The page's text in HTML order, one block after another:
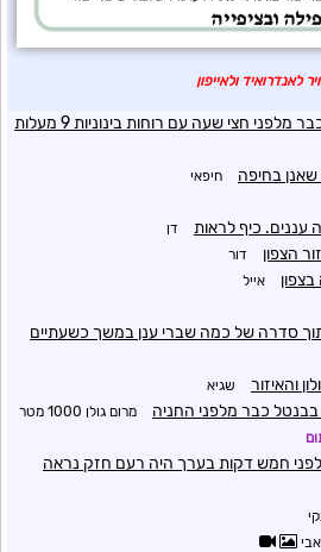
לאנדרואיד ולאייפון
טבריה עלית- גשם בינוני כבר מלפני חצי שעה עם רוחות בינוניות 9 מעלות
שאנן בחיפה חיפאי
עננים. כיף לראות דן
הצפון דור
אייל
סדרה של כמה שברי ענן במשך כשעתיים
והאיזור שגיא
כבר מלפני החניה מרום גולן 1000 מטר
חמש דקות בערך היה רעם חזק נראה
אבי